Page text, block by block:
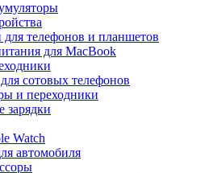
для телефонов и планшетов
для MacBook
сотовых телефонов
и переходники
зарядки
Watch
автомобиля